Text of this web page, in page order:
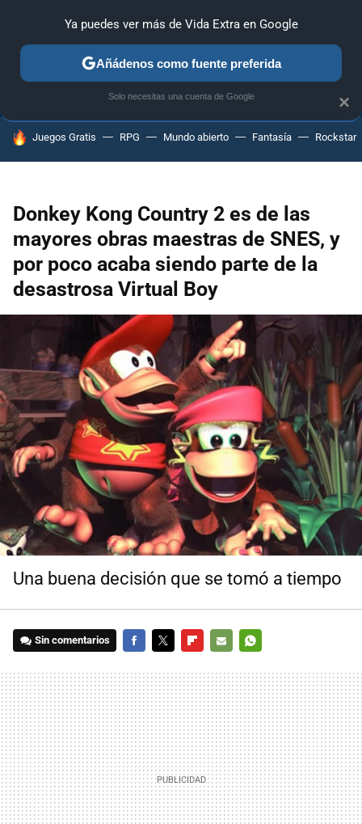
ANÁLISIS GUÍAS Y TRUCOS PC SONY NINTENDO
HOY SE HABLA DE
Juegos Gratis RPG Mundo abierto Fantasía Rockstar
Donkey Kong Country 2 es de las
mayores obras maestras de SNES, y
por poco acaba siendo parte de la
desastrosa Virtual Boy
Una buena decisión que se tomó a tiempo
Sin comentarios
MAIL
×
Ya puedes ver más de Vida Extra en Google
Añádenos como fuente preferida
Solo necesitas una cuenta de Google